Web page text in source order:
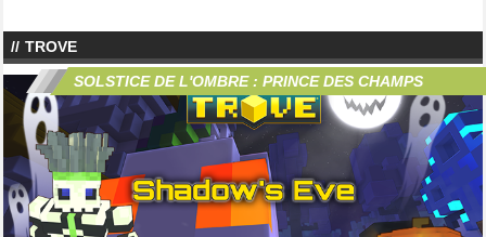
TROVE
SOLSTICE DE L'OMBRE : PRINCE DES CHAMPS